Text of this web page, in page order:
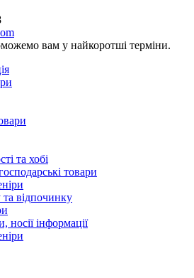
вам у найкоротші терміни.
та хобі
товари
відпочинку
носії інформації